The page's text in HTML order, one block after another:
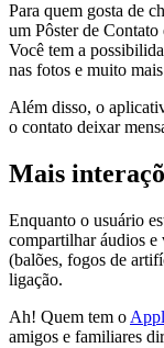
Para quem gosta de
um Pôster de Contato
Você tem a
nas fotos e muito
Além disso, o
o contato deixar
Mais
Enquanto o usuário
compartilhar áudios e
(balões, fogos de
ligação.
Ah! Quem tem o
amigos e familiares